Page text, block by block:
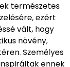
természetes
ezért
vált, hogy
növény,
Személyes
ennek